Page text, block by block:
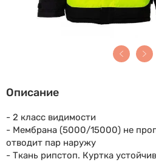
Описание
- 2 класс видимости
- Мембрана (5000/15000) не
отводит пар наружу
- Ткань рипстоп. Куртка